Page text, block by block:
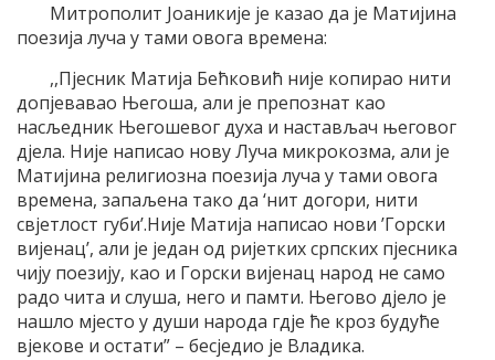
Митрополит Јоаникије је казао да је Матијина
поезија луча у тами овога времена:
,,Пјесник Матија Бећковић није копирао нити
допјевавао Његоша, али је препознат као
насљедник Његошевог духа и настављач његовог
дјела. Није написао нову Луча микрокозма, али је
Матијина религиозна поезија луча у тами овога
времена, запаљена тако да ‘нит догори, нити
свјетлост губи’.Није Матија написао нови ’Горски
вијенац’, али је један од ријетких српских пјесника
чију поезију, као и Горски вијенац народ не само
радо чита и слуша, него и памти. Његово дјело је
нашло мјесто у души народа гдје ће кроз будуће
вјекове и остати” – бесједио је Владика.